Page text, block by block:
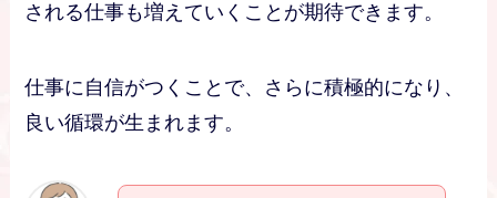
される仕事も増えていくことが期待できます。
仕事に自信がつくことで、さらに積極的になり、
良い循環が生まれます。